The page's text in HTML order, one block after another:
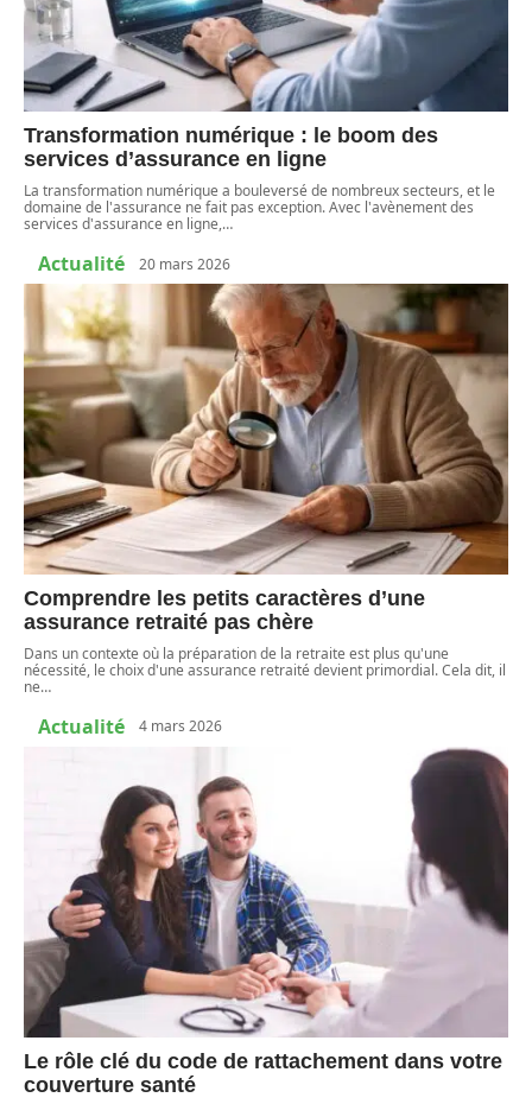
Transformation numérique : le boom des
services d’assurance en ligne
La transformation numérique a bouleversé de nombreux secteurs, et le
domaine de l'assurance ne fait pas exception. Avec l'avènement des
services d'assurance en ligne,…
Actualité 20 mars 2026
Comprendre les petits caractères d’une
assurance retraité pas chère
Dans un contexte où la préparation de la retraite est plus qu'une
nécessité, le choix d'une assurance retraité devient primordial. Cela dit, il
ne…
Actualité 4 mars 2026
Le rôle clé du code de rattachement dans votre
couverture santé